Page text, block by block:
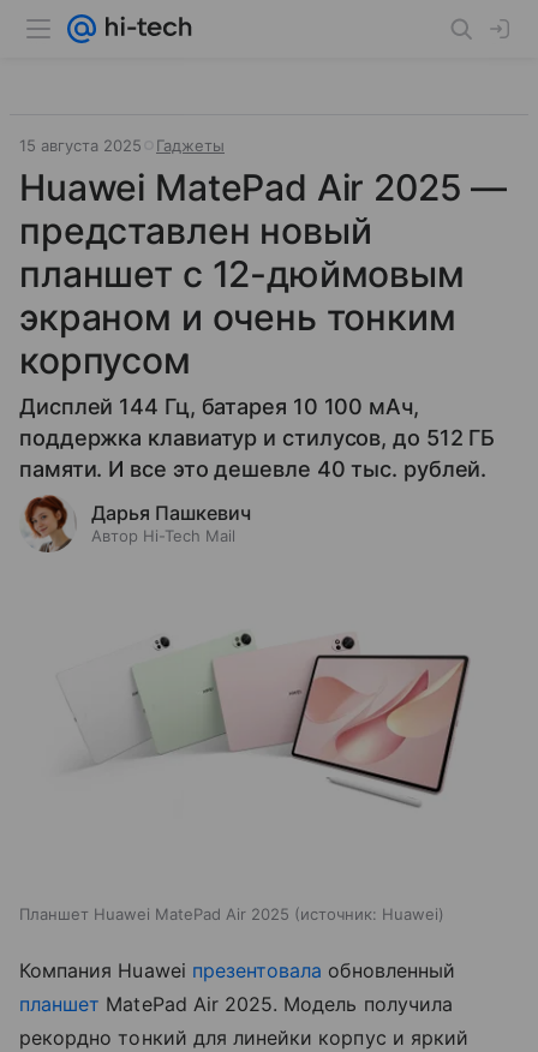
15 августа 2025 Гаджеты
Huawei MatePad Air 2025 —
представлен новый
планшет с 12-дюймовым
экраном и очень тонким
корпусом
Дисплей 144 Гц, батарея 10 100 мАч,
поддержка клавиатур и стилусов, до 512 ГБ
памяти. И все это дешевле 40 тыс. рублей.
Дарья Пашкевич
Автор Hi-Tech Mail
Планшет Huawei MatePad Air 2025 источник: Huawei
Компания Huawei презентовала обновленный
планшет MatePad Air 2025. Модель получила
рекордно тонкий для линейки корпус и яркий